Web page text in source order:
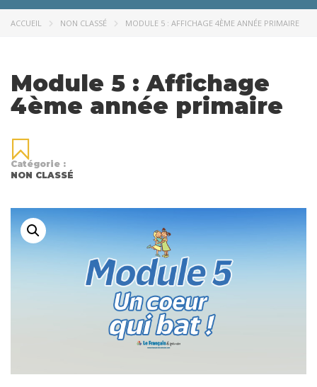
ACCUEIL NON CLASSÉ MODULE 5 : AFFICHAGE 4ÈME ANNÉE PRIMAIRE
Module 5 : Affichage
4ème année primaire
Catégorie :
NON CLASSÉ